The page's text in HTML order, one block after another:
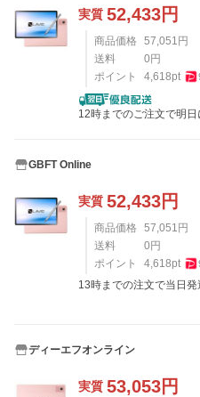
実質 52,433円
商品価格 57,051 円
送料
0 円
ポイント
4,618pt
12時までのご注文で明日
GBFT Online
実質 52,433円
商品価格 57,051 円
送料
0円
ポイント
4,618pt
13時までの注文で当日発
ディーエフオンライン
実質 53,053円